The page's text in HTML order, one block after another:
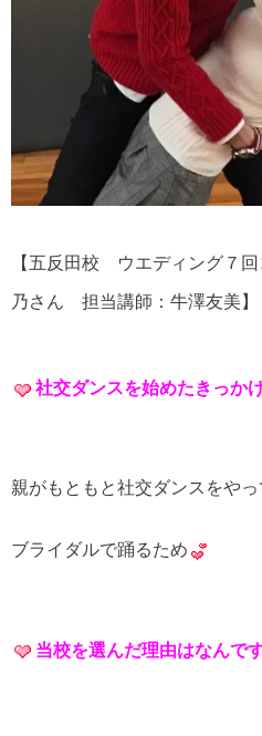
【五反田校 ウエディング７
乃さん 担当講師：牛澤友美】
社交ダンスを始めたきっか
親がもともと社交ダンスをやっ
ブライダルで踊るため
当校を選んだ理由はなんで